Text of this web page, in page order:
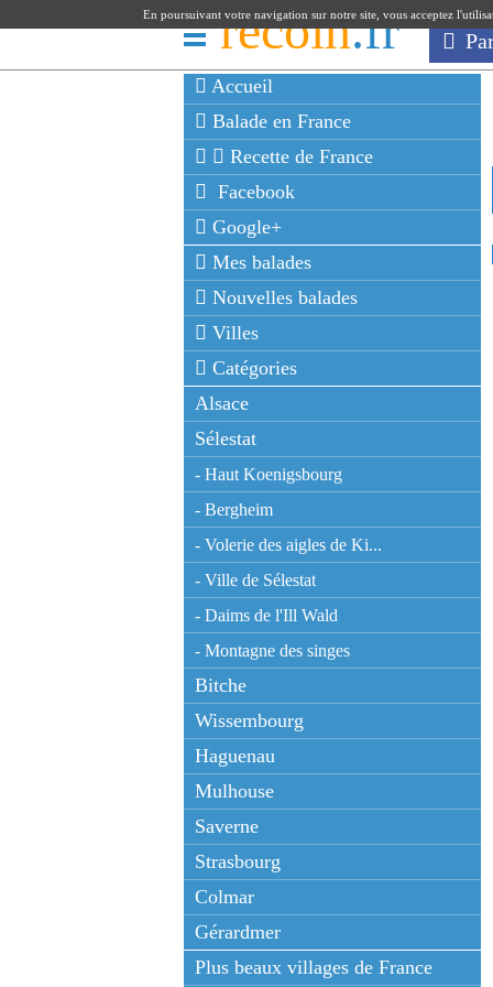
recoin.fr
Accueil
Balade en France
Recette de France
Facebook
Google+
Mes balades
Nouvelles balades
Villes
Catégories
Alsace
Sélestat
- Haut Koenigsbourg
- Bergheim
- Volerie des aigles de Ki...
- Ville de Sélestat
- Daims de l'Ill Wald
- Montagne des singes
Bitche
Wissembourg
Haguenau
Mulhouse
Saverne
Strasbourg
Colmar
Gérardmer
Plus beaux villages de France
En poursuivant votre navigation sur notre site, vous acceptez